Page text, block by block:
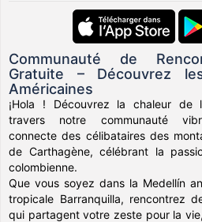
Communauté de
Gratuite – Découvrez
Américaines
¡Hola ! Découvrez la chaleur de
travers notre communauté
connecte des célibataires des
de Carthagène, célébrant la
colombienne.
Que vous soyez dans la Medellín
tropicale Barranquilla, rencontrez
qui partagent votre zeste pour la